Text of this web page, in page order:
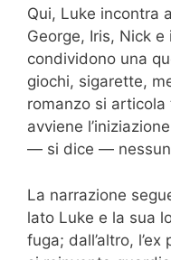
Qui, Luke incontra
George, Iris, Nick
condividono una
giochi, sigarette,
romanzo si articola
avviene
— si dice —
La narrazione
lato Luke e la sua
fuga; dall’altro,